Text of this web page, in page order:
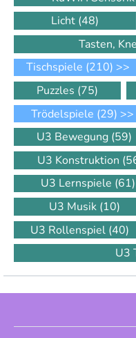
Licht (48)
Tasten,
Tischspiele (210) >>
Puzzles (75)
Trödelspiele (29) >>
U3 Bewegung (59)
U3 Konstruktion
U3 Lernspiele (61)
U3 Musik (10)
U3 Rollenspiel (40)
U3